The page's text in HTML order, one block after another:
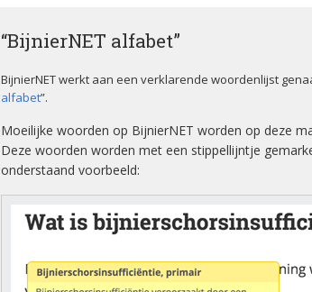
ntie
Immuuntherapie en de
hyperaldosteronisme
Feochromocytoom
ziek zijn
Informatiebrochure
Kwaliteitsstandaard
Bijnieraandoeningen
“BijnierNET alfabet”
BijnierNET werkt aan een verklarende woordenlijst
alfabet”.
Moeilijke woorden op BijnierNET worden op deze
Deze woorden worden met een stippellijntje
onderstaand voorbeeld: